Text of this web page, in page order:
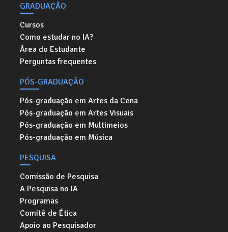
GRADUAÇÃO
Cursos
Como estudar no IA?
Área do Estudante
Perguntas frequentes
PÓS-GRADUAÇÃO
Pós-graduação em Artes da Cena
Pós-graduação em Artes Visuais
Pós-graduação em Multimeios
Pós-graduação em Música
PESQUISA
Comissão de Pesquisa
A Pesquisa no IA
Programas
Comitê de Ética
Apoio ao Pesquisador